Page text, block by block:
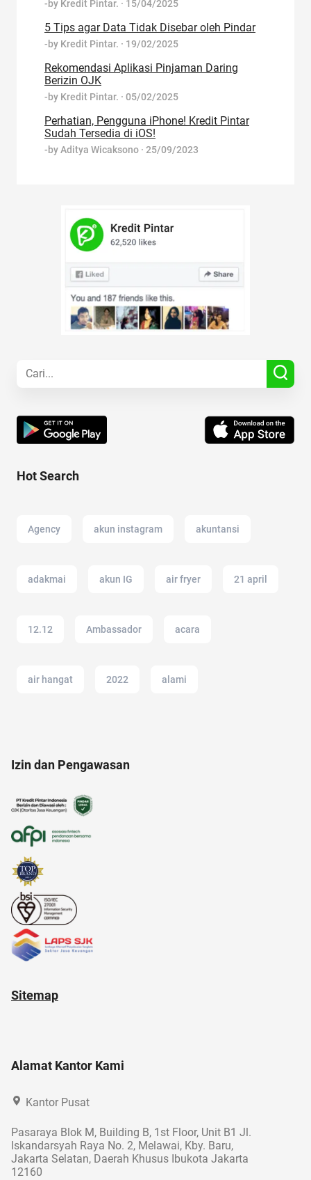
-by Kredit Pintar. · 15/04/2025
5 Tips agar Data Tidak Disebar oleh Pindar
-by Kredit Pintar. · 19/02/2025
Rekomendasi Aplikasi Pinjaman Daring
Berizin OJK
-by Kredit Pintar. · 05/02/2025
Perhatian, Pengguna iPhone! Kredit Pintar
Sudah Tersedia di iOS!
-byAditya Wicaksono · 25/09/2023
Hot Search
Agency akun instagram akuntansi
adakmai akun IG air fryer 21 april
12.12 Ambassador acara
air hangat 2022 alami
Airdrop Crypto
Izin dan Pengawasan
Sitemap
Alamat Kantor Kami
Kantor Pusat
Pasaraya Blok M, Building B, 1st Floor, Unit B1 Jl.
Iskandarsyah Raya No. 2, Melawai, Kby. Baru,
Jakarta Selatan, Daerah Khusus Ibukota Jakarta
12160